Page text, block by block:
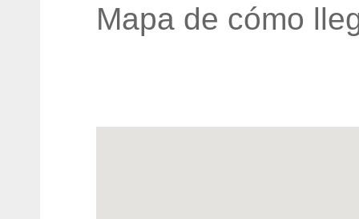
Mapa de cómo